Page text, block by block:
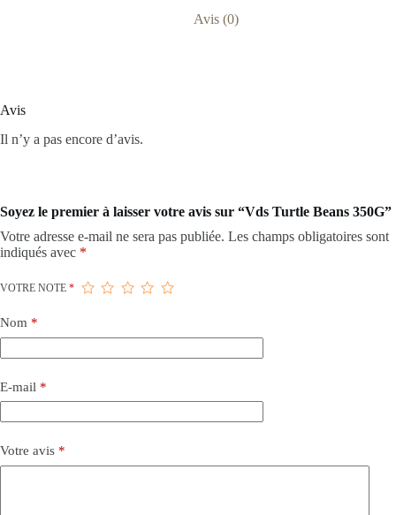
Avis (0)
Avis
Il n’y a pas encore d’avis.
Soyez le premier à laisser votre avis sur “Vds Turtle Beans 350G”
Votre adresse e-mail ne sera pas publiée. Les champs obligatoires sont
indiqués avec *
VOTRE NOTE *
Nom *
E-mail *
Votre avis *